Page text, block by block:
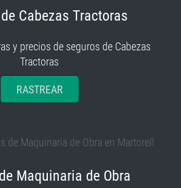
Cabezas Tractoras
y precios de seguros de Cabezas
Tractoras
RASTREAR
Maquinaria de Obra